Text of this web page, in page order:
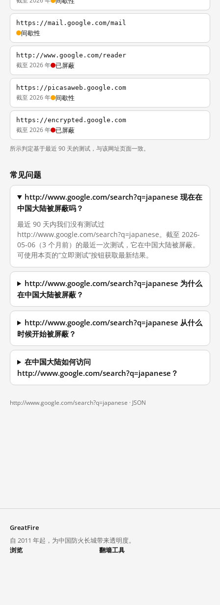
https://mail.google.com/mail
间歇性
http://www.google.com/reader
截至 2026 年 已屏蔽
https://picasaweb.google.com
截至 2026 年 间歇性
https://encrypted.google.com
截至 2026 年 已屏蔽
所示判定基于最近 90 天的测试，与该网址页面一致。
常见问题
http://www.google.com/search?q=japanese 现在在
中国大陆被屏蔽吗？
最近 90 天内我们没有测试过
http://www.google.com/search?q=japanese。截至 2026-
05-06（3 个月前）的最近一次测试，它在中国大陆被屏蔽。
可使用本页的“立即测试”按钮获取最新结果。
http://www.google.com/search?q=japanese 为什么
在中国大陆被屏蔽？
http://www.google.com/search?q=japanese 从什么
时候开始被屏蔽？
在中国大陆如何访问
http://www.google.com/search?q=japanese？
http://www.google.com/search?q=japanese · JSON
GreatFire
自 2011 年起，为中国防火长城带来透明度。
浏览
翻墙工具